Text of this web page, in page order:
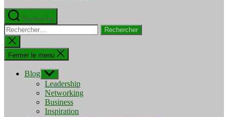
Recherche
Rechercher :
Fermer
la
recherche
Fermer le menu
Blog Afficher
le
sous-
menu
Leadership
Networking
Business
Inspiration